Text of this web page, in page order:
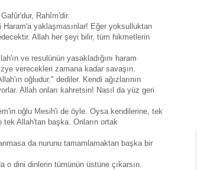
Rahîm'dir.
yaklaşmasınlar! Eğer yoksulluktan
Allah her şeyi bilir, tüm hikmetlerin
ve resulünün yasakladığını haram
verecekleri zamana kadar savaşın.
oğludur." dediler. Kendi ağızlarının
Allah onları kahretsin! Nasıl da yüz geri
oğlu Mesih'i de öyle. Oysa kendilerine, tek
Allah'tan başka. Onların ortak
da nurunu tamamlamaktan başka bir
dini dinlerin tümünün üstüne çıkarsın.